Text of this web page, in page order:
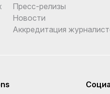
Пресс-релизы
Новости
Аккредитация